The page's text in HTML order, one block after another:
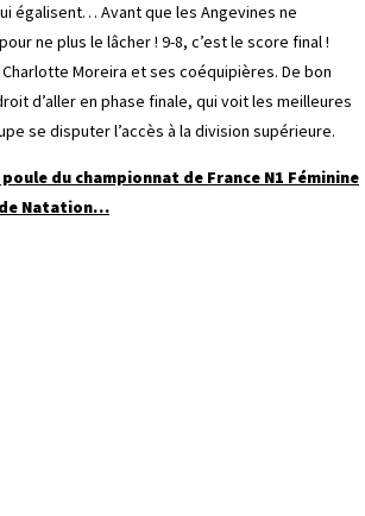
égalisent… Avant que les Angevines ne
ne plus le lâcher ! 9-8, c’est le score final !
Moreira et ses coéquipières. De bon
d’aller en phase finale, qui voit les meilleures
se disputer l’accès à la division supérieure.
du championnat de France N1 Féminine
de Natation…